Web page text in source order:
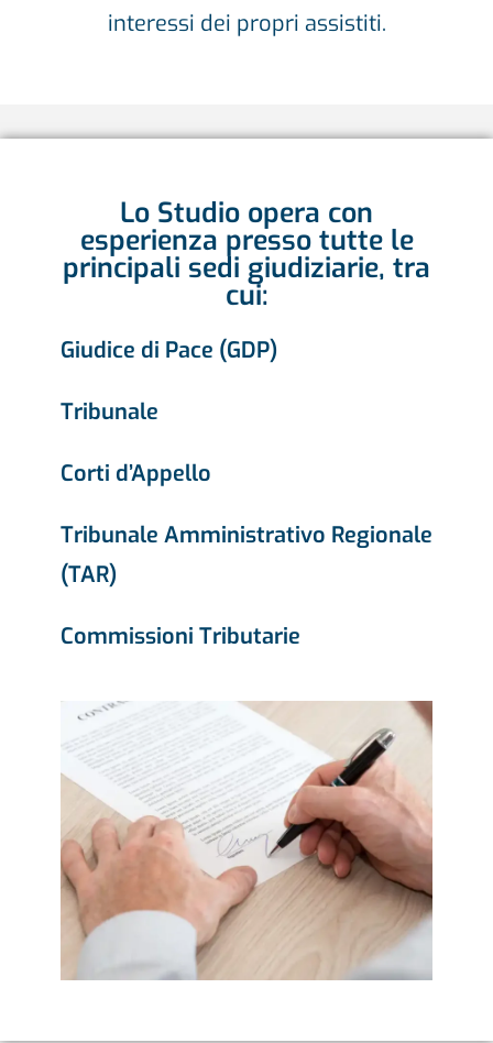
interessi dei propri assistiti.
Lo Studio opera con
esperienza presso tutte le
principali sedi giudiziarie, tra
cui:
Giudice di Pace (GDP)
Tribunale
Corti d’Appello
Tribunale Amministrativo Regionale
(TAR)
Commissioni Tributarie